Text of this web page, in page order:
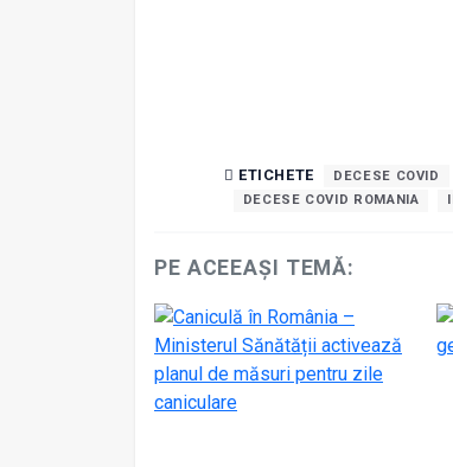
ETICHETE DECESE COVID
DECESE COVID ROMANIA
PE ACEEAȘI TEMĂ: